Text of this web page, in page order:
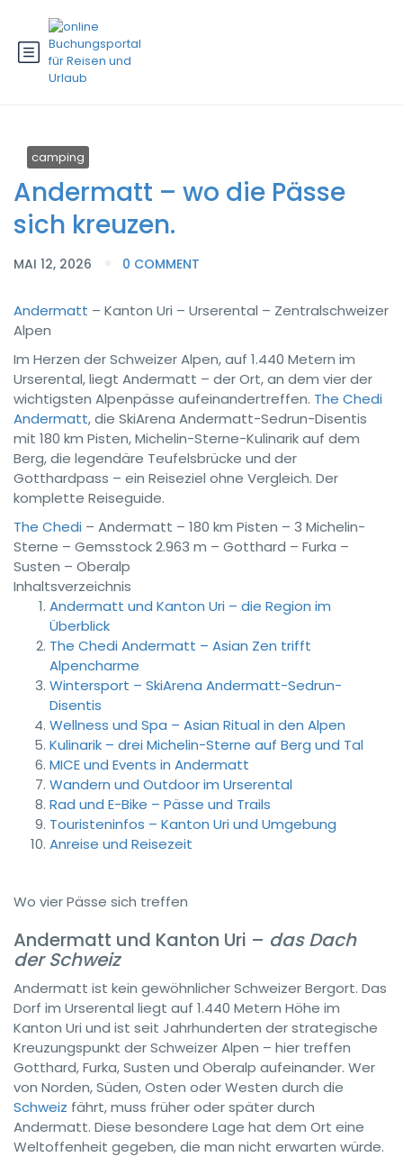
camping
Andermatt – wo die Pässe
sich kreuzen.
MAI 12, 2026 0 COMMENT
Andermatt – Kanton Uri – Urserental – Zentralschweizer
Alpen
Im Herzen der Schweizer Alpen, auf 1.440 Metern im
Urserental, liegt Andermatt – der Ort, an dem vier der
wichtigsten Alpenpässe aufeinandertreffen. The Chedi
Andermatt, die SkiArena Andermatt-Sedrun-Disentis
mit 180 km Pisten, Michelin-Sterne-Kulinarik auf dem
Berg, die legendäre Teufelsbrücke und der
Gotthardpass – ein Reiseziel ohne Vergleich. Der
komplette Reiseguide.
The Chedi – Andermatt – 180 km Pisten – 3 Michelin-
Sterne – Gemsstock 2.963 m – Gotthard – Furka –
Susten – Oberalp
Inhaltsverzeichnis
Andermatt und Kanton Uri – die Region im
Überblick
The Chedi Andermatt – Asian Zen trifft
Alpencharme
Wintersport – SkiArena Andermatt-Sedrun-
Disentis
Wellness und Spa – Asian Ritual in den Alpen
Kulinarik – drei Michelin-Sterne auf Berg und Tal
MICE und Events in Andermatt
Wandern und Outdoor im Urserental
Rad und E-Bike – Pässe und Trails
Touristeninfos – Kanton Uri und Umgebung
Anreise und Reisezeit
Wo vier Pässe sich treffen
Andermatt und Kanton Uri – das Dach
der Schweiz
Andermatt ist kein gewöhnlicher Schweizer Bergort. Das
Dorf im Urserental liegt auf 1.440 Metern Höhe im
Kanton Uri und ist seit Jahrhunderten der strategische
Kreuzungspunkt der Schweizer Alpen – hier treffen
Gotthard, Furka, Susten und Oberalp aufeinander. Wer
von Norden, Süden, Osten oder Westen durch die
Schweiz fährt, muss früher oder später durch
Andermatt. Diese besondere Lage hat dem Ort eine
Weltoffenheit gegeben, die man nicht erwarten würde.